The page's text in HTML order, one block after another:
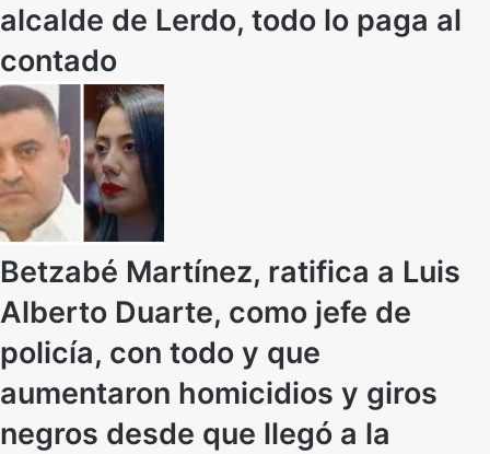
alcalde de Lerdo, todo lo paga al
contado
Betzabé Martínez, ratifica a Luis
Alberto Duarte, como jefe de
policía, con todo y que
aumentaron homicidios y giros
negros desde que llegó a la